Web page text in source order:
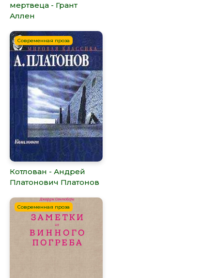
мертвеца - Грант
Аллен
Современная проза
Котлован - Андрей
Платонович Платонов
Современная проза